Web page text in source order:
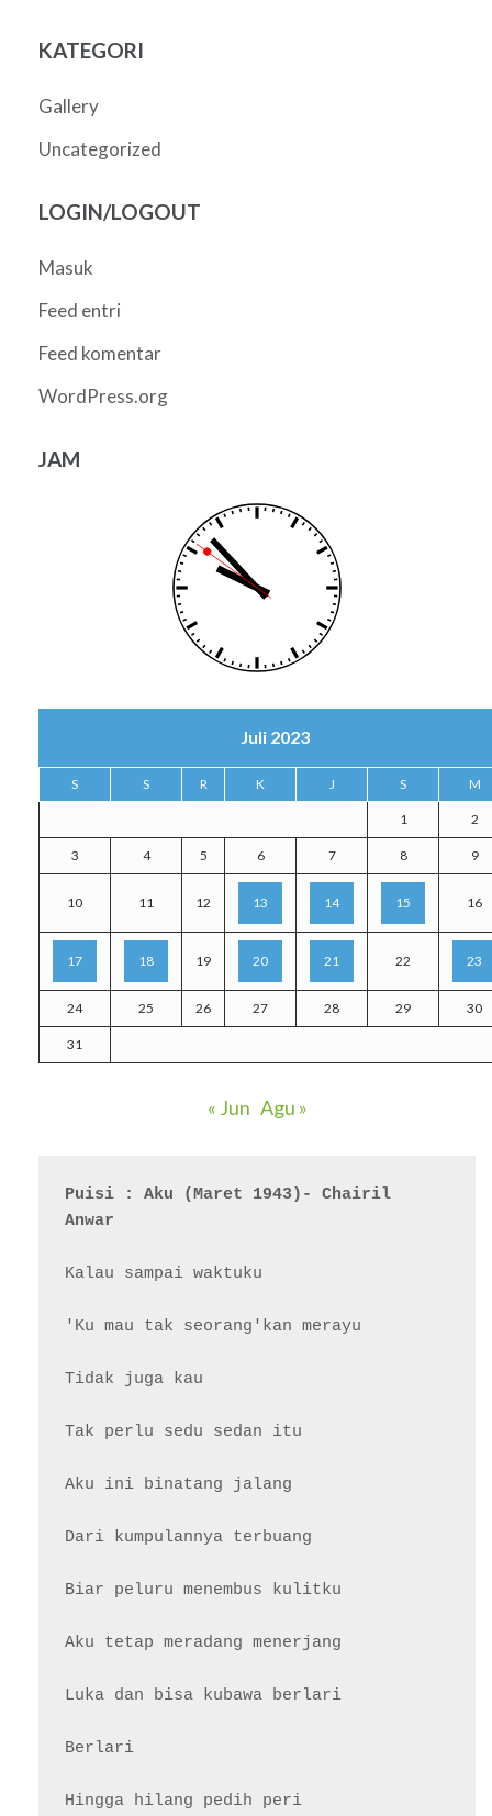
KATEGORI
Gallery
Uncategorized
LOGIN/LOGOUT
Masuk
Feed entri
Feed komentar
WordPress.org
JAM
Juli 2023
S S R K J S M
1 2
3 4 5 6 7 8 9
10 11 12 13 14 15 16
17 18 19 20 21 22 23
24 25 26 27 28 29 30
31
« Jun Agu »
Puisi : Aku (Maret 1943)- Chairil
Anwar
Kalau sampai waktuku
'Ku mau tak seorang'kan merayu
Tidak juga kau
Tak perlu sedu sedan itu
Aku ini binatang jalang
Dari kumpulannya terbuang
Biar peluru menembus kulitku
Aku tetap meradang menerjang
Luka dan bisa kubawa berlari
Berlari
Hingga hilang pedih peri